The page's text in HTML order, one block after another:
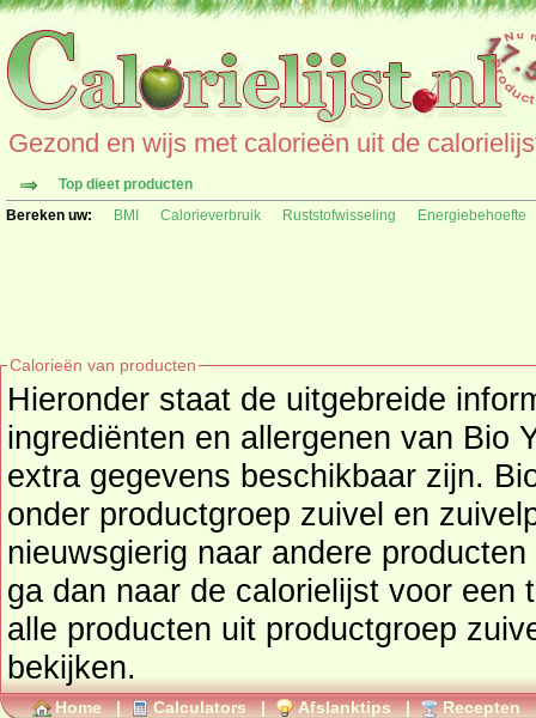
Gezond en wijs met calorieën uit de
Top dieet producten
Bereken uw:
BMI Calorieverbruik Ruststofwisseling Energiebehoefte
Calorieën van producten
Hieronder staat de uitgebreide
ingrediënten en allergenen van Bio Yoghurt (Pur Natur) als deze
extra gegevens beschikbaar zijn.
onder productgroep zuivel en
nieuwsgierig naar andere
ga dan naar de calorielijst voor een totaaloverzicht. Ook kunt u
alle producten uit productgroep
bekijken.
Home | Calculators | Afslanktips | Recepten